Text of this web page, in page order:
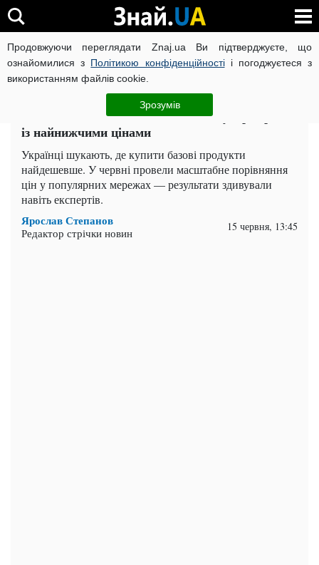
Продовжуючи переглядати Znaj.ua Ви підтверджуєте, що
ознайомилися з Політикою конфіденційностіі погоджуєтеся з
використанням файлів cookie.
Зрозумів
ВІЙНА РОСІЇ ПРОТИ УКРАЇНИ КОРОНАВІРУС В УКРАЇНІ
ЧИТАТЬ НА РУССКОМ
Хліб та яйця за копійки: названо супермаркет
із найнижчими цінами
Українці шукають, де купити базові продукти
найдешевше. У червні провели масштабне порівняння
цін у популярних мережах — результати здивували
навіть експертів.
Ярослав Степанов
Редактор стрічки новин 15 червня, 13:45